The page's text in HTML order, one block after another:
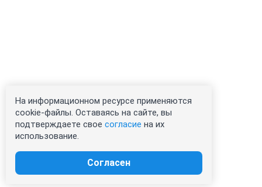
На информационном ресурсе применяются
cookie-файлы. Оставаясь на сайте, вы
подтверждаете свое согласие на их
использование.
Согласен